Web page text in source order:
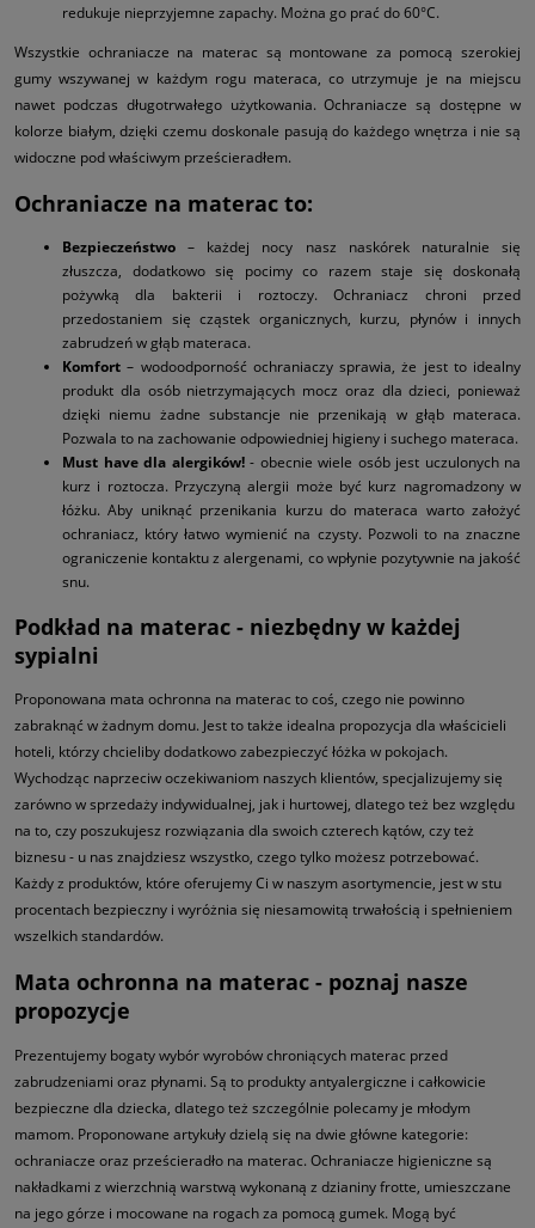
redukuje nieprzyjemne zapachy. Można go prać do 60°C.
Wszystkie ochraniacze na materac są montowane za pomocą szerokiej
gumy wszywanej w każdym rogu materaca, co utrzymuje je na miejscu
nawet podczas długotrwałego użytkowania. Ochraniacze są dostępne w
kolorze białym, dzięki czemu doskonale pasują do każdego wnętrza i nie są
widoczne pod właściwym prześcieradłem.
Ochraniacze na materac to:
Bezpieczeństwo – każdej nocy nasz naskórek naturalnie się
złuszcza, dodatkowo się pocimy co razem staje się doskonałą
pożywką dla bakterii i roztoczy. Ochraniacz chroni przed
przedostaniem się cząstek organicznych, kurzu, płynów i innych
zabrudzeń w głąb materaca.
Komfort – wodoodporność ochraniaczy sprawia, że jest to idealny
produkt dla osób nietrzymających mocz oraz dla dzieci, ponieważ
dzięki niemu żadne substancje nie przenikają w głąb materaca.
Pozwala to na zachowanie odpowiedniej higieny i suchego materaca.
Must have dla alergików!- obecnie wiele osób jest uczulonych na
kurz i roztocza. Przyczyną alergii może być kurz nagromadzony w
łóżku. Aby uniknąć przenikania kurzu do materaca warto założyć
ochraniacz, który łatwo wymienić na czysty. Pozwoli to na znaczne
ograniczenie kontaktu z alergenami, co wpłynie pozytywnie na jakość
snu.
Podkład na materac - niezbędny w każdej
sypialni
Proponowana mata ochronna na materac to coś, czego nie powinno
zabraknąć w żadnym domu. Jest to także idealna propozycja dla właścicieli
hoteli, którzy chcieliby dodatkowo zabezpieczyć łóżka w pokojach.
Wychodząc naprzeciw oczekiwaniom naszych klientów, specjalizujemy się
zarówno w sprzedaży indywidualnej, jak i hurtowej, dlatego też bez względu
na to, czy poszukujesz rozwiązania dla swoich czterech kątów, czy też
biznesu - u nas znajdziesz wszystko, czego tylko możesz potrzebować.
Każdy z produktów, które oferujemy Ci w naszym asortymencie, jest w stu
procentach bezpieczny i wyróżnia się niesamowitą trwałością i spełnieniem
wszelkich standardów.
Mata ochronna na materac - poznaj nasze
propozycje
Prezentujemy bogaty wybór wyrobów chroniących materac przed
zabrudzeniami oraz płynami. Są to produkty antyalergiczne i całkowicie
bezpieczne dla dziecka, dlatego też szczególnie polecamy je młodym
mamom. Proponowane artykuły dzielą się na dwie główne kategorie:
ochraniacze oraz prześcieradło na materac. Ochraniacze higieniczne są
nakładkami z wierzchnią warstwą wykonaną z dzianiny frotte, umieszczane
na jego górze i mocowane na rogach za pomocą gumek. Mogą być